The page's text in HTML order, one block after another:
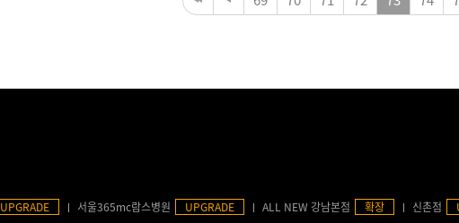
UPGRADE 서울365mc람스병원 UPGRADE ALL NEW 강남본점 확장 신촌점